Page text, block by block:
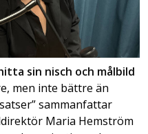
sin nisch och målbild
men inte bättre än
sammanfattar
Maria Hemström